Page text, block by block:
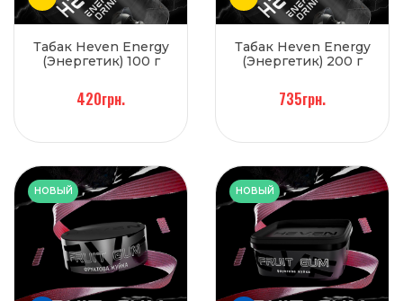
Табак Heven Energy
(Энергетик) 100 г
420грн.
Табак Heven Energy
(Энергетик) 200 г
735грн.
НОВЫЙ НОВЫЙ